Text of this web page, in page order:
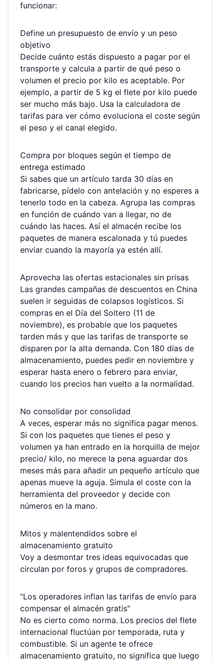
funcionar:
Define un presupuesto de envío y un peso
objetivo
Decide cuánto estás dispuesto a pagar por el
transporte y calcula a partir de qué peso o
volumen el precio por kilo es aceptable. Por
ejemplo, a partir de 5 kg el flete por kilo puede
ser mucho más bajo. Usa la calculadora de
tarifas para ver cómo evoluciona el coste según
el peso y el canal elegido.
Compra por bloques según el tiempo de
entrega estimado
Si sabes que un artículo tarda 30 días en
fabricarse, pídelo con antelación y no esperes a
tenerlo todo en la cabeza. Agrupa las compras
en función de cuándo van a llegar, no de
cuándo las haces. Así el almacén recibe los
paquetes de manera escalonada y tú puedes
enviar cuando la mayoría ya estén allí.
Aprovecha las ofertas estacionales sin prisas
Las grandes campañas de descuentos en China
suelen ir seguidas de colapsos logísticos. Si
compras en el Día del Soltero (11 de
noviembre), es probable que los paquetes
tarden más y que las tarifas de transporte se
disparen por la alta demanda. Con 180 días de
almacenamiento, puedes pedir en noviembre y
esperar hasta enero o febrero para enviar,
cuando los precios han vuelto a la normalidad.
No consolidar por consolidad
A veces, esperar más no significa pagar menos.
Si con los paquetes que tienes el peso y
volumen ya han entrado en la horquilla de mejor
precio/ kilo, no merece la pena aguardar dos
meses más para añadir un pequeño artículo que
apenas mueve la aguja. Simula el coste con la
herramienta del proveedor y decide con
números en la mano.
Mitos y malentendidos sobre el
almacenamiento gratuito
Voy a desmontar tres ideas equivocadas que
circulan por foros y grupos de compradores.
"Los operadores inflan las tarifas de envío para
compensar el almacén gratis"
No es cierto como norma. Los precios del flete
internacional fluctúan por temporada, ruta y
combustible. Si un agente te ofrece
almacenamiento gratuito, no significa que luego